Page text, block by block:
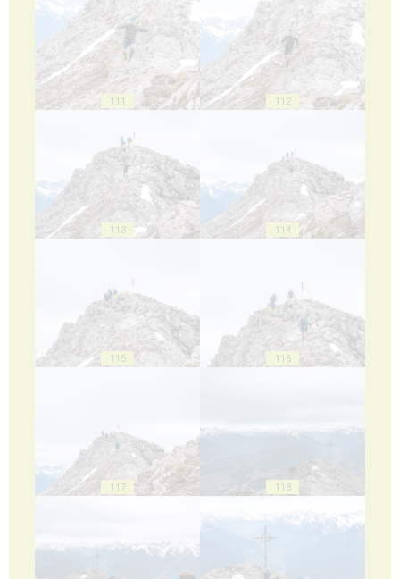
111 112
113 114
115 116
117 118